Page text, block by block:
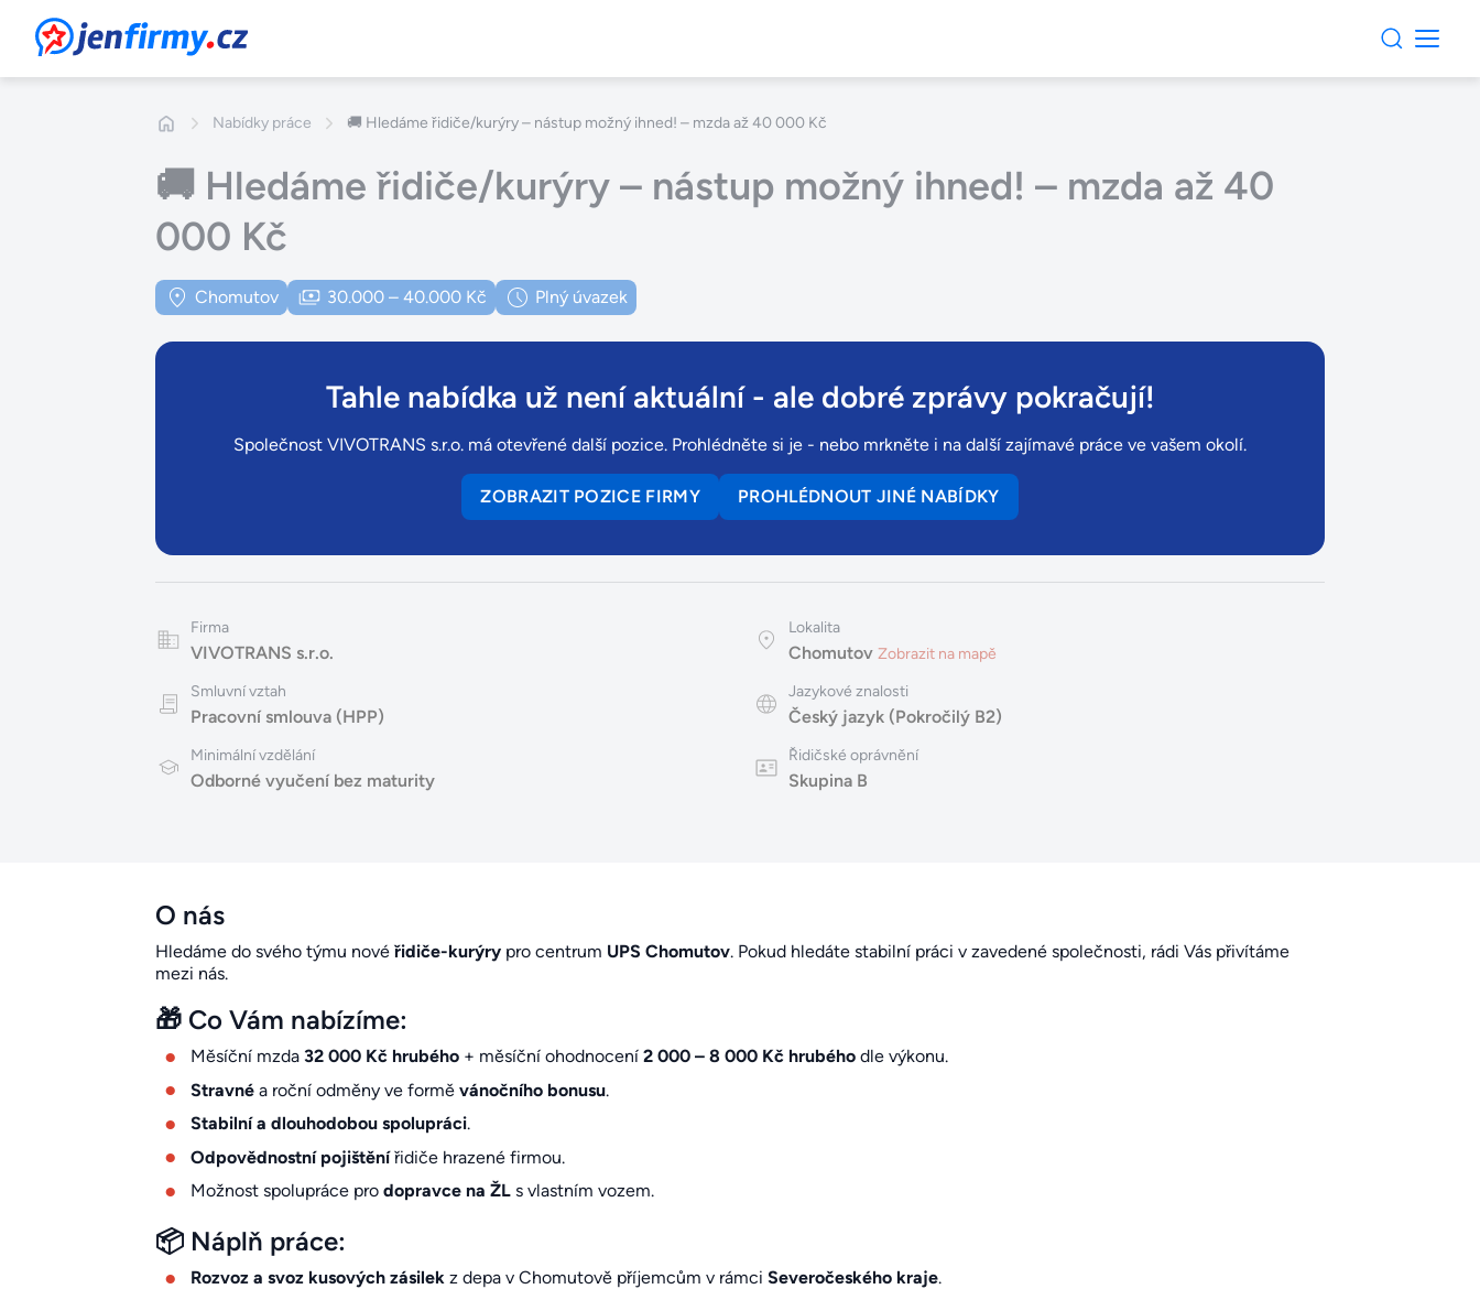
JenFirmy.cz
Nabídky práce 🚚 Hledáme řidiče/kurýry – nástup možný ihned! – mzda až 40 000 Kč
🚚 Hledáme řidiče/kurýry – nástup možný ihned! – mzda až 40
000 Kč
Chomutov 30.000 – 40.000 Kč Plný úvazek
Tahle nabídka už není aktuální- ale dobré zprávy pokračují!
Společnost VIVOTRANS s.r.o. má otevřené další pozice. Prohlédněte si je - nebo mrkněte i na další zajímavé práce ve vašem okolí.
ZOBRAZIT POZICE FIRMY PROHLÉDNOUT JINÉ NABÍDKY
Firma
VIVOTRANS s.r.o.
Lokalita
Chomutov Zobrazit na mapě
Smluvní vztah
Pracovní smlouva (HPP)
Jazykové znalosti
Český jazyk (Pokročilý B2)
Minimální vzdělání
Odborné vyučení bez maturity
Řidičské oprávnění
Skupina B
O nás
Hledáme do svého týmu nové řidiče-kurýrypro centrum UPS Chomutov. Pokud hledáte stabilní práci v zavedené společnosti, rádi Vás přivítáme
mezi nás.
🎁 Co Vám nabízíme:
Měsíční mzda 32 000 Kč hrubého+ měsíční ohodnocení 2 000 – 8 000 Kč hrubéhodle výkonu.
Stravnéa roční odměny ve formě vánočního bonusu.
Stabilní a dlouhodobou spolupráci.
Odpovědnostní pojištěnířidiče hrazené firmou.
Možnost spolupráce pro dopravce na ŽLs vlastním vozem.
📦 Náplň práce:
Rozvoz a svoz kusových zásilekz depa v Chomutově příjemcům v rámci Severočeského kraje.